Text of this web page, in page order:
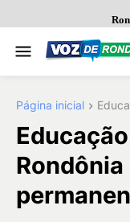
Página inicial